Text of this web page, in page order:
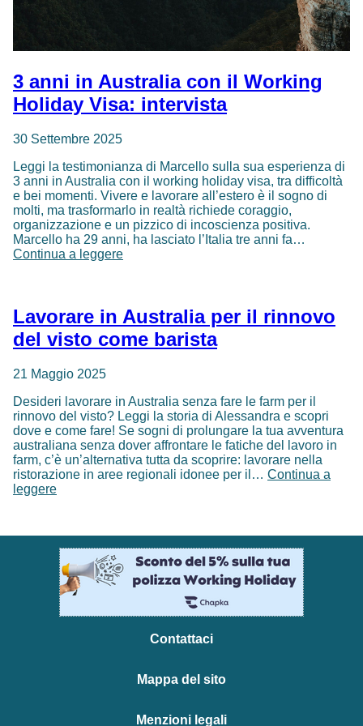
3 anni in Australia con il Working
Holiday Visa: intervista
30 Settembre 2025
Leggi la testimonianza di Marcello sulla sua esperienza di
3 anni in Australia con il working holiday visa, tra difficoltà
e bei momenti. Vivere e lavorare all’estero è il sogno di
molti, ma trasformarlo in realtà richiede coraggio,
organizzazione e un pizzico di incoscienza positiva.
Marcello ha 29 anni, ha lasciato l’Italia tre anni fa…
Continua a leggere3
con
il
Working
Lavorare in Australia per il rinnovo
del visto come barista
21 Maggio 2025
Desideri lavorare in Australia senza fare le farm per il
rinnovo del visto? Leggi la storia di Alessandra e scopri
dove e come fare! Se sogni di prolungare la tua avventura
australiana senza dover affrontare le fatiche del lavoro in
farm, c’è un’alternativa tutta da scoprire: lavorare nella
ristorazione in aree regionali idonee per il… Continua a
leggereLavorare
il
rinnovo
del
visto
come
barista
Contattaci
Mappa del sito
Menzioni legali